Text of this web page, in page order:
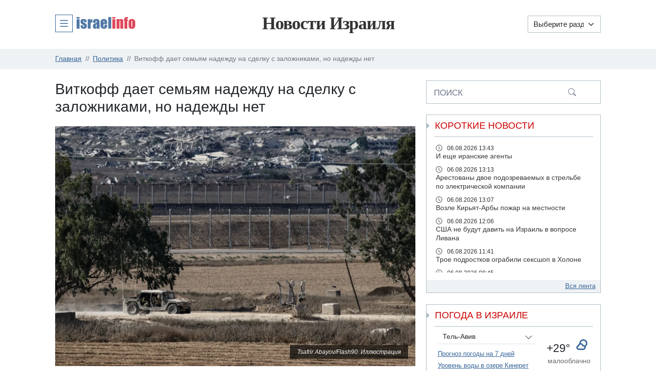
Новости Израиля
Главная Политика Виткофф дает семьям надежду на сделку с заложниками, но надежды нет
Виткофф дает семьям надежду на сделку с
заложниками, но надежды нет
Tsafrir Abayov/Flash90. Иллюстрация
ПОИСК
КОРОТКИЕ НОВОСТИ
06.08.2026 13:43
И еще иранские агенты
06.08.2026 13:13
Арестованы двое подозреваемых в стрельбе
по электрической компании
06.08.2026 13:07
Возле Кирьят-Арбы пожар на местности
06.08.2026 12:06
США не будут давить на Израиль в вопросе
Ливана
06.08.2026 11:41
Трое подростков ограбили сексшоп в Холоне
06.08.2026 08:45
06.08.2026 08:11
Украинская атака на российский НПЗ
05.08.2026 18:30
противоракетной обороны "Хец"
05.08.2026 18:28
МАДА призывает израильтян срочно сдавать
кровь
Вся лента
ПОГОДА В ИЗРАИЛЕ
Тель-Авив
Прогноз погоды на 7 дней
Уровень воды в озере Кинерет
+29°
малооблачно